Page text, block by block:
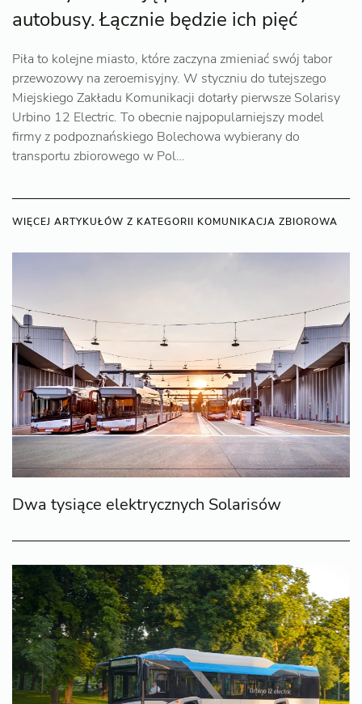
autobusy. Łącznie będzie ich pięć
Piła to kolejne miasto, które zaczyna zmieniać swój tabor
przewozowy na zeroemisyjny. W styczniu do tutejszego
Miejskiego Zakładu Komunikacji dotarły pierwsze Solarisy
Urbino 12 Electric. To obecnie najpopularniejszy model
firmy z podpoznańskiego Bolechowa wybierany do
transportu zbiorowego w Pol…
WIĘCEJ ARTYKUŁÓW Z KATEGORII KOMUNIKACJA ZBIOROWA
Dwa tysiące elektrycznych Solarisów